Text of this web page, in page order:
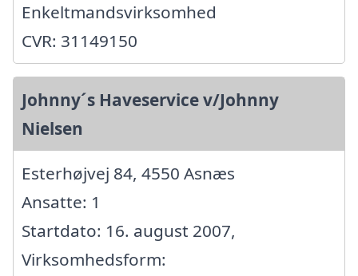
Enkeltmandsvirksomhed
CVR: 31149150
Johnny´s Haveservice v/Johnny
Nielsen
Esterhøjvej 84, 4550 Asnæs
Ansatte: 1
Startdato: 16. august 2007,
Virksomhedsform: